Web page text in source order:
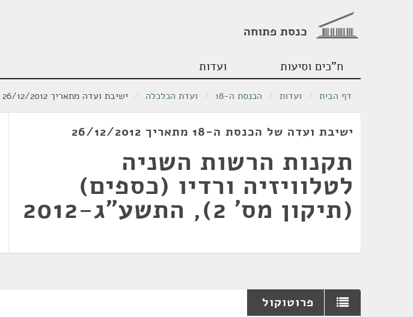
כנסת פתוחה
ח"כים וסיעות ועדות
דף הבית / ועדות / הכנסת ה-18 / ועדת הכלכלה / ישיבת ועדה מתאריך 26/12/2012
ישיבת ועדה של הכנסת ה-18 מתאריך 26/12/2012
תקנות הרשות השניה
לטלוויזיה ורדיו (כספים)
(תיקון מס' 2), התשע"ג-2012
פרוטוקול